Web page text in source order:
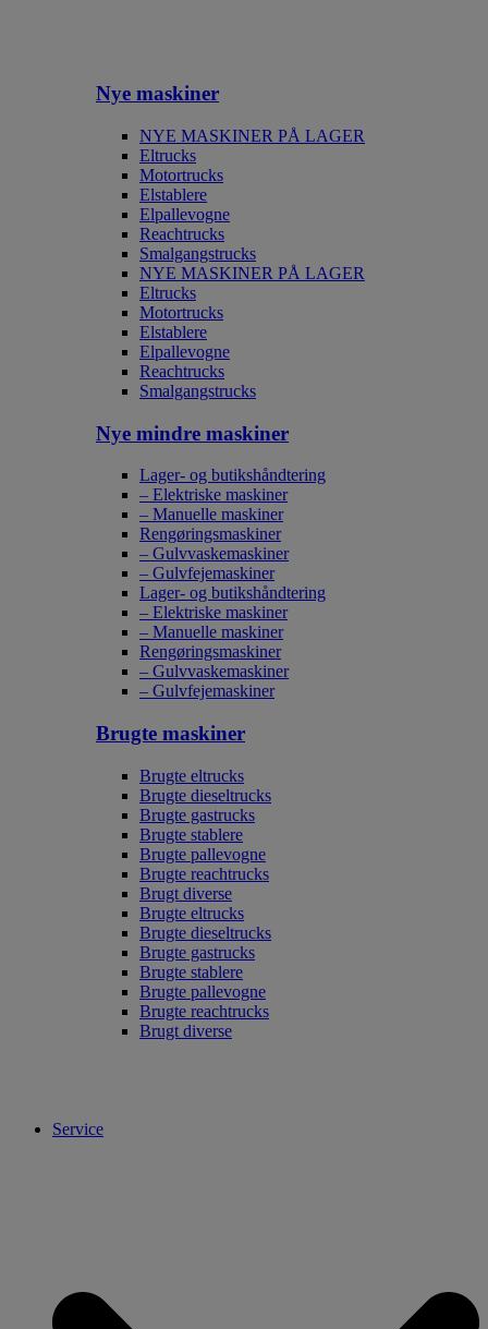
Nye maskiner
NYE MASKINER PÅ LAGER
Eltrucks
Motortrucks
Elstablere
Elpallevogne
Reachtrucks
Smalgangstrucks
NYE MASKINER PÅ LAGER
Eltrucks
Motortrucks
Elstablere
Elpallevogne
Reachtrucks
Smalgangstrucks
Nye mindre maskiner
Lager- og butikshåndtering
– Elektriske maskiner
– Manuelle maskiner
Rengøringsmaskiner
– Gulvvaskemaskiner
– Gulvfejemaskiner
Lager- og butikshåndtering
– Elektriske maskiner
– Manuelle maskiner
Rengøringsmaskiner
– Gulvvaskemaskiner
– Gulvfejemaskiner
Brugte maskiner
Brugte eltrucks
Brugte dieseltrucks
Brugte gastrucks
Brugte stablere
Brugte pallevogne
Brugte reachtrucks
Brugt diverse
Brugte eltrucks
Brugte dieseltrucks
Brugte gastrucks
Brugte stablere
Brugte pallevogne
Brugte reachtrucks
Brugt diverse
Service